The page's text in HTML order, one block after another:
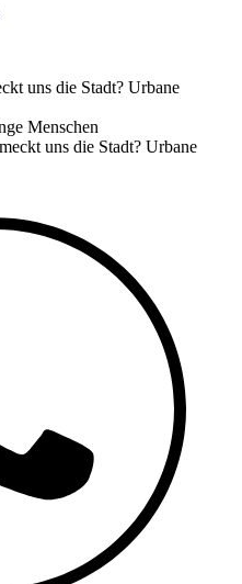
uns die Stadt? Urbane
Menschen